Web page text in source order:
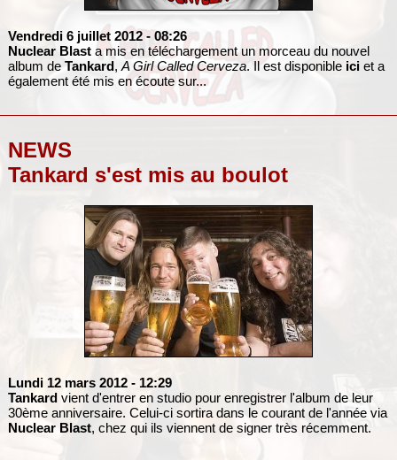
Vendredi 6 juillet 2012 - 08:26
Nuclear Blasta mis en téléchargement un morceau du nouvel
album de Tankard, A Girl Called Cerveza. Il est disponible iciet a
également été mis en écoute sur...
NEWS
Tankard s'est mis au boulot
Lundi 12 mars 2012 - 12:29
Tankardvient d'entrer en studio pour enregistrer l'album de leur
30ème anniversaire. Celui-ci sortira dans le courant de l'année via
Nuclear Blast, chez qui ils viennent de signer très récemment.